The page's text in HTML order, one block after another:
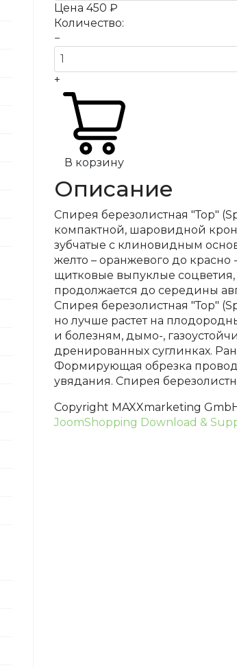
Цена 450 ₽
Количество:
−
+
В корзину
Описание
Спирея березолистная "Тор"
компактной, шаровидной
зубчатые с клиновидным
желто – оранжевого до
щитковые выпуклые
продолжается до середины
Спирея березолистная "Тор"
но лучше растет на
и болезням, дымо-,
дренированных суглинках.
Формирующая обрезка
увядания. Спирея
Copyright MAXXmarketing
JoomShopping Download &